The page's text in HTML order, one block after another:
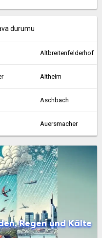
durumu
Altbreitenfelderhof
Altheim
Aschbach
Auersmacher
Ballweiler
Bayerisch Kohlhof
Beckingen
Bergen
Regen und Kälte